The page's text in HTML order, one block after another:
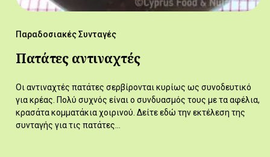
Παραδοσιακές Συνταγές
Πατάτες αντιναχτές
Οι αντιναχτές πατάτες σερβίρονται κυρίως ως συνοδευτικό
για κρέας. Πολύ συχνός είναι ο συνδυασμός τους με τα αφέλια,
κρασάτα κομματάκια χοιρινού. Δείτε εδώ την εκτέλεση της
συνταγής για τις πατάτες…